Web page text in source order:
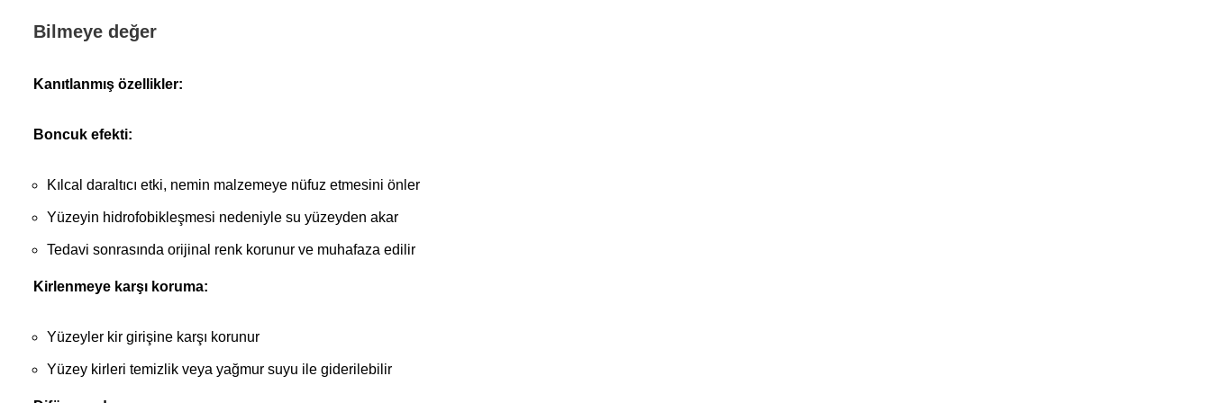
Bilmeye değer
Kanıtlanmış özellikler:
Boncuk efekti:
Kılcal daraltıcı etki, nemin malzemeye nüfuz etmesini önler
Yüzeyin hidrofobikleşmesi nedeniyle su yüzeyden akar
Tedavi sonrasında orijinal renk korunur ve muhafaza edilir
Kirlenmeye karşı koruma:
Yüzeyler kir girişine karşı korunur
Yüzey kirleri temizlik veya yağmur suyu ile giderilebilir